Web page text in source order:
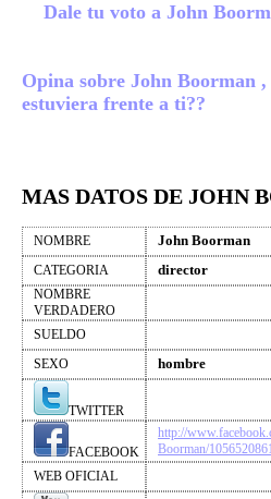
Dale tu voto a John
Opina sobre John Boorman
estuviera frente a ti??
MAS DATOS DE JOHN
NOMBRE John Boorman
CATEGORIA director
NOMBRE
VERDADERO
SUELDO
SEXO
hombre
TWITTER
FACEBOOK
http://
Boorman/
WEB OFICIAL